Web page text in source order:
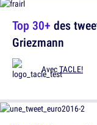
Top 30+ des
Griezmann
AvecTACLE!